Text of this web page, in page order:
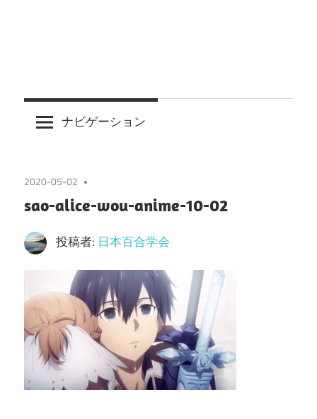
ナビゲーション
2020-05-02
sao-alice-wou-anime-10-02
投稿者: 日本百合学会